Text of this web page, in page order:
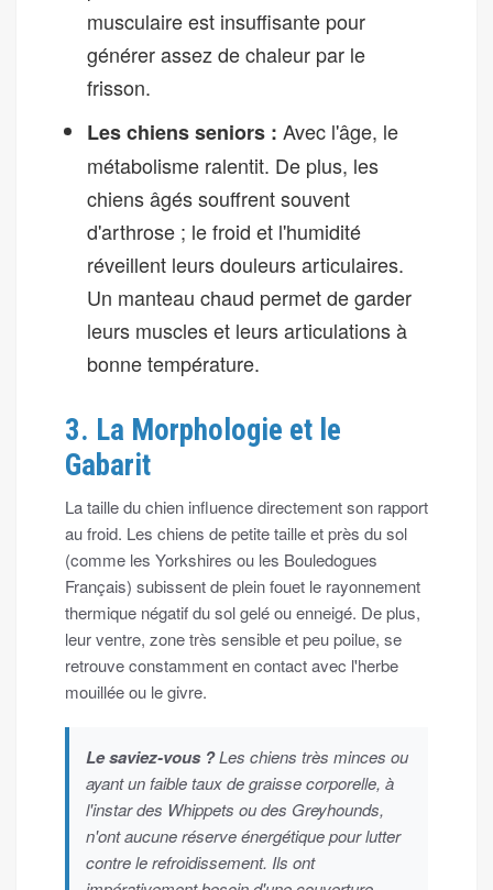
musculaire est insuffisante pour
générer assez de chaleur par le
frisson.
Les chiens seniors : Avec l'âge, le
métabolisme ralentit. De plus, les
chiens âgés souffrent souvent
d'arthrose ; le froid et l'humidité
réveillent leurs douleurs articulaires.
Un manteau chaud permet de garder
leurs muscles et leurs articulations à
bonne température.
3. La Morphologie et le
Gabarit
La taille du chien influence directement son rapport
au froid. Les chiens de petite taille et près du sol
(comme les Yorkshires ou les Bouledogues
Français) subissent de plein fouet le rayonnement
thermique négatif du sol gelé ou enneigé. De plus,
leur ventre, zone très sensible et peu poilue, se
retrouve constamment en contact avec l'herbe
mouillée ou le givre.
Le saviez-vous ?Les chiens très minces ou
ayant un faible taux de graisse corporelle, à
l'instar des Whippets ou des Greyhounds,
n'ont aucune réserve énergétique pour lutter
contre le refroidissement. Ils ont